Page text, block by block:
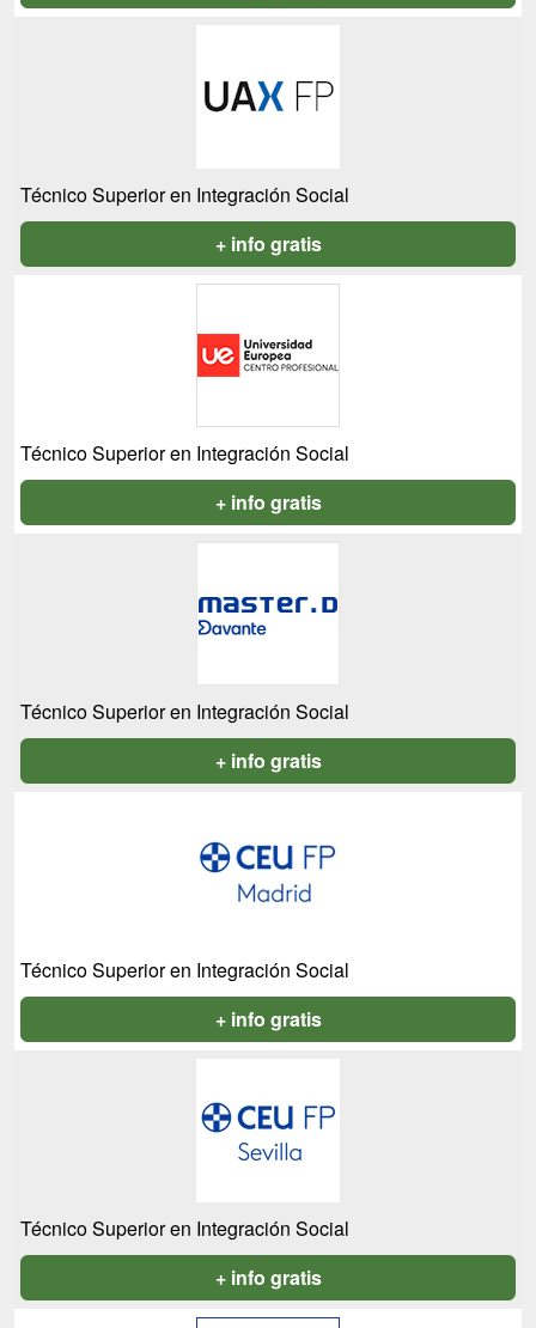
Técnico Superior en Integración Social
+ info gratis
Técnico Superior en Integración Social
+ info gratis
Técnico Superior en Integración Social
+ info gratis
Técnico Superior en Integración Social
+ info gratis
Técnico Superior en Integración Social
+ info gratis